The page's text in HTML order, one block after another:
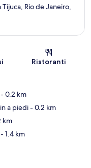
Rio de Janeiro,
Ristoranti
- 0.2 km
a piedi- 0.2 km
km
- 1.4 km